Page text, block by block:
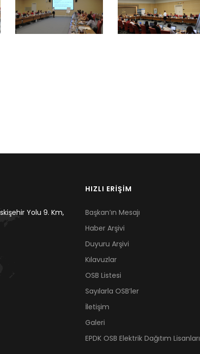
Yolu 9. Km,
HIZLI ERİŞİM
Başkan’ın Mesajı
Haber Arşivi
Duyuru Arşivi
Kılavuzlar
OSB Listesi
Sayılarla OSB’ler
İletişim
Galeri
EPDK OSB Elektrik Dağıtım Lisanları